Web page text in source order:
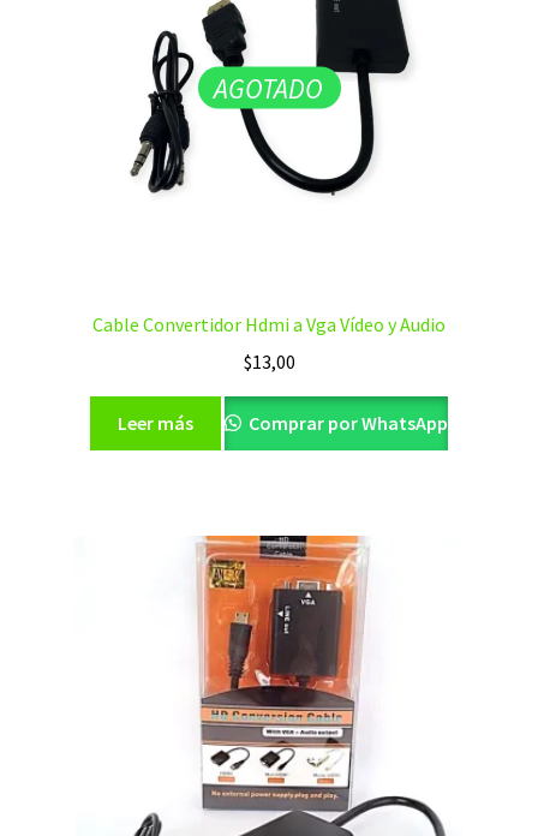
AGOTADO
Cable Convertidor Hdmi a Vga Vídeo y Audio
$13,00
Leer más Comprar por WhatsApp